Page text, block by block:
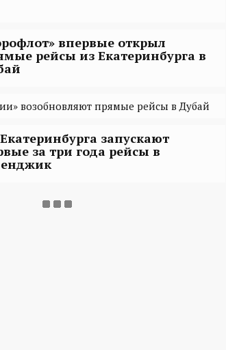
впервые открыл
рейсы из Екатеринбурга в
возобновляют прямые рейсы в Дубай
запускают
за три года рейсы в